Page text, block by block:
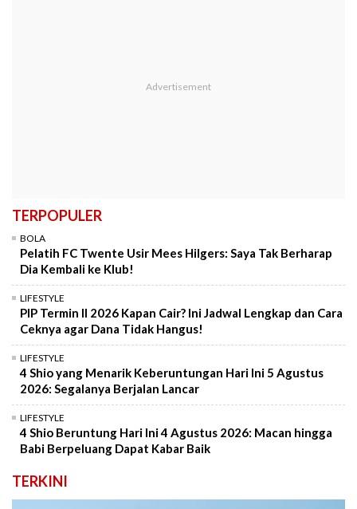
TERPOPULER
BOLA
Pelatih FC Twente Usir Mees Hilgers: Saya Tak Berharap
Dia Kembali ke Klub!
LIFESTYLE
PIP Termin II 2026 Kapan Cair? Ini Jadwal Lengkap dan Cara
Ceknya agar Dana Tidak Hangus!
LIFESTYLE
4 Shio yang Menarik Keberuntungan Hari Ini 5 Agustus
2026: Segalanya Berjalan Lancar
LIFESTYLE
4 Shio Beruntung Hari Ini 4 Agustus 2026: Macan hingga
Babi Berpeluang Dapat Kabar Baik
TERKINI